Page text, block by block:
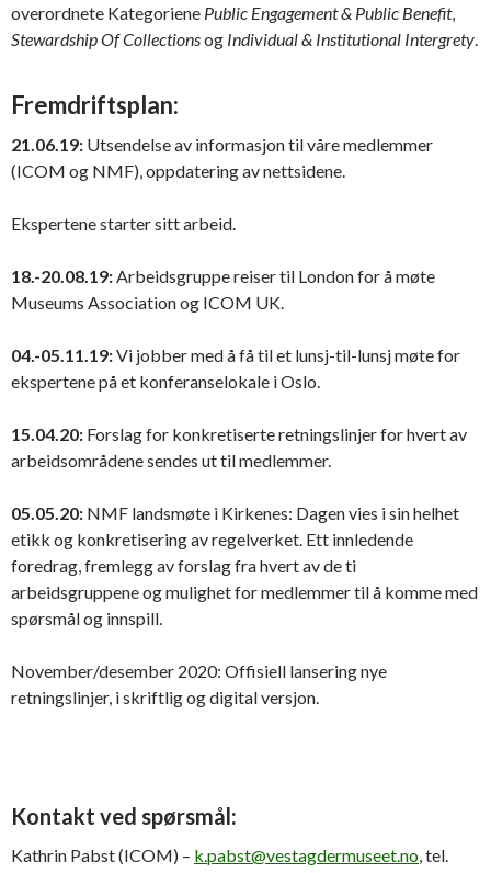
overordnete Kategoriene Public Engagement & Public Benefit,
Stewardship Of Collectionsog Individual & Institutional Intergrety.
Fremdriftsplan:
21.06.19: Utsendelse av informasjon til våre medlemmer
(ICOM og NMF), oppdatering av nettsidene.
Ekspertene starter sitt arbeid.
18.-20.08.19:Arbeidsgruppe reiser til London for å møte
Museums Association og ICOM UK.
04.-05.11.19:Vi jobber med å få til et lunsj-til-lunsj møte for
ekspertene på et konferanselokale i Oslo.
15.04.20: Forslag for konkretiserte retningslinjer for hvert av
arbeidsområdene sendes ut til medlemmer.
05.05.20: NMF landsmøte i Kirkenes: Dagen vies i sin helhet
etikk og konkretisering av regelverket. Ett innledende
foredrag, fremlegg av forslag fra hvert av de ti
arbeidsgruppene og mulighet for medlemmer til å komme med
spørsmål og innspill.
November/desember 2020: Offisiell lansering nye
retningslinjer, i skriftlig og digital versjon.
Kontakt ved spørsmål:
Kathrin Pabst (ICOM) – k.pabst@vestagdermuseet.no, tel.